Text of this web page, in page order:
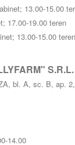
13.00-15.00
17.00-19.00 teren
13.00-15.00 teren
S.R.L.
bl. A, sc. B, ap.
14.00